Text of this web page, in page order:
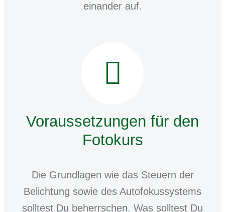
einander auf.
Voraussetzungen für den
Fotokurs
Die Grundlagen wie das Steuern der
Belichtung sowie des Autofokussystems
solltest Du beherrschen. Was solltest Du